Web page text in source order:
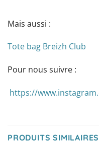
Mais aussi :
Tote bag Breizh Club
Pour nous suivre :
https://
PRODUITS SIMILAIRES